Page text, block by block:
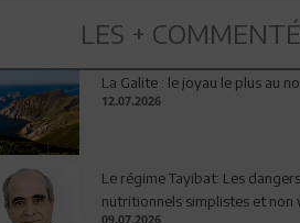
LES +
La Galite : le joyau le plus au
12.07.2026
Le régime Tayibat: Les
nutritionnels simplistes et non
09.07.2026